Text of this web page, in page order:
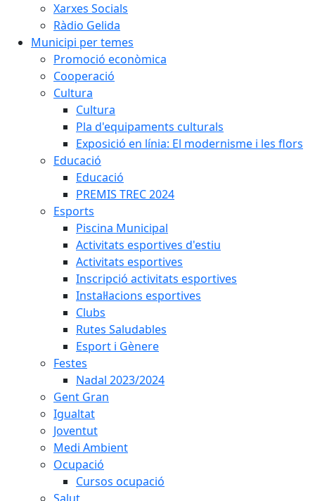
Xarxes Socials
Ràdio Gelida
Municipi per temes
Promoció econòmica
Cooperació
Cultura
Cultura
Pla d'equipaments culturals
Exposició en línia: El modernisme i les flors
Educació
Educació
PREMIS TREC 2024
Esports
Piscina Municipal
Activitats esportives d'estiu
Activitats esportives
Inscripció activitats esportives
Instal·lacions esportives
Clubs
Rutes Saludables
Esport i Gènere
Festes
Nadal 2023/2024
Gent Gran
Igualtat
Joventut
Medi Ambient
Ocupació
Cursos ocupació